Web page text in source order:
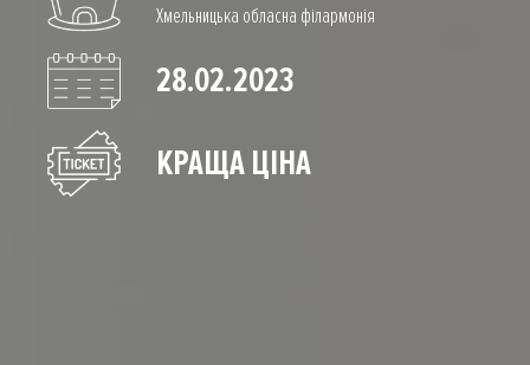
Хмельницька обласна філармонія
28.02.2023
КРАЩА ЦІНА